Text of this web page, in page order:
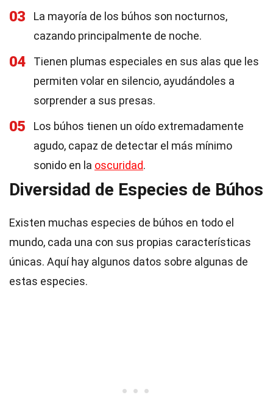
03
La mayoría de los búhos son nocturnos,
cazando principalmente de noche.
04
Tienen plumas especiales en sus alas que les
permiten volar en silencio, ayudándoles a
sorprender a sus presas.
05
Los búhos tienen un oído extremadamente
agudo, capaz de detectar el más mínimo
sonido en la oscuridad.
Diversidad de Especies de Búhos
Existen muchas especies de búhos en todo el
mundo, cada una con sus propias características
únicas. Aquí hay algunos datos sobre algunas de
estas especies.